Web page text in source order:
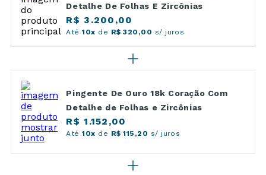
Detalhe De Folhas E Zircônias
R$ 3.200,00
Até10x de R$ 320,00 s/ juros
Pingente De Ouro 18k Coração Com
Detalhe de Folhas e Zircônias
R$ 1.152,00
Até10x de R$ 115,20 s/ juros